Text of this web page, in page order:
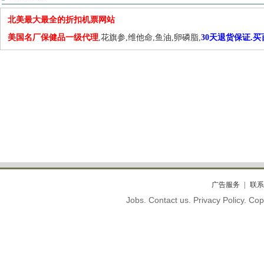
北美最大最全的折扣机票网站
美国名厂保健品一级代理,花旗参,维他命,鱼油,卵磷脂,30天退货保证.买
广告服务 联
Jobs. Contact us. Privacy Policy.